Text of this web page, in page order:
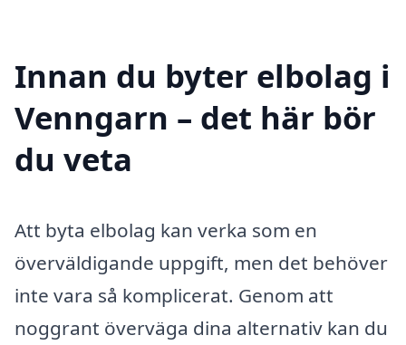
Innan du byter elbolag i
Venngarn – det här bör
du veta
Att byta elbolag kan verka som en
överväldigande uppgift, men det behöver
inte vara så komplicerat. Genom att
noggrant överväga dina alternativ kan du